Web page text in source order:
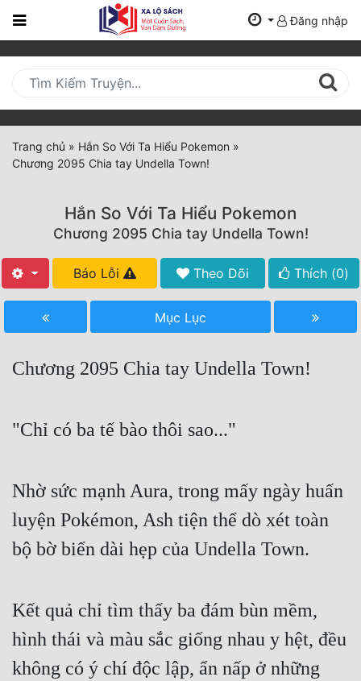
Trang
Mới
Cập
Nhật
(current)
Tất Cả
Hoàn Thành
Truyện Dịch
Truyện Nhập Môn
Truyện ngắn
Cung Đấu
Cạnh Kỹ
Đăng nhập
Trang chủ » Hắn So Với Ta Hiểu Pokemon »
Chương 2095 Chia tay Undella Town!
Hắn So Với Ta Hiểu Pokemon
Chương 2095 Chia tay Undella Town!
Báo Lỗi Theo Dõi Thích (0)
Mục Lục
Chương 2095 Chia tay Undella Town!
"Chỉ có ba tế bào thôi sao..."
Nhờ sức mạnh Aura, trong mấy ngày huấn
luyện Pokémon, Ash tiện thể dò xét toàn
bộ bờ biển dài hẹp của Undella Town.
Kết quả chỉ tìm thấy ba đám bùn mềm,
hình thái và màu sắc giống nhau y hệt, đều
không có ý chí độc lập, ẩn nấp ở những